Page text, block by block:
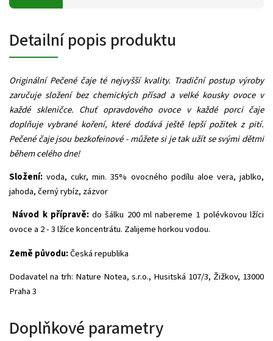
Detailní popis produktu
Originální Pečené čaje té nejvyšší kvality. Tradiční postup výroby
zaručuje složení bez chemických přísad a velké kousky ovoce v
každé skleničce. Chuť opravdového ovoce v každé porci čaje
doplňuje vybrané koření, které dodává ještě lepší požitek z pití.
Pečené čaje jsou bezkofeinové - můžete si je tak užít se svými dětmi
během celého dne!
Složení:voda, cukr, min. 35% ovocného podílu aloe vera, jablko,
jahoda, černý rybíz, zázvor
Návod k přípravě:do šálku 200 ml nabereme 1 polévkovou lžíci
ovoce a 2 - 3 lžíce koncentrátu. Zalijeme horkou vodou.
Země původu:Česká republika
Dodavatel na trh: Nature Notea, s.r.o., Husitská 107/3, Žižkov, 13000
Praha 3
Doplňkové parametry